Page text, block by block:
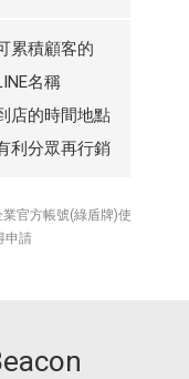
累積顧客的
名稱
店的時間地點
利分眾再行銷
官方帳號(綠盾牌)使
申請